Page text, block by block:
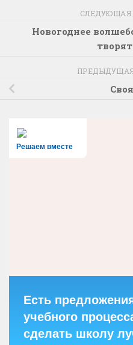
СЛЕДУЮЩАЯ
Новогоднее
Решаем вместе
Есть
учебного
сделать школу